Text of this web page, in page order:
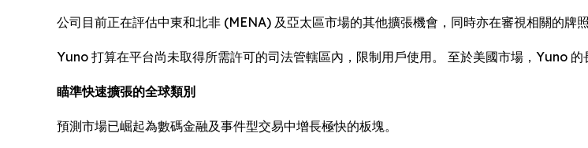
公司目前正在評估中東和北非 (MENA) 及亞太區市場的其他擴張機會，同時亦在審視相關的牌
Yuno 打算在平台尚未取得所需許可的司法管轄區內，限制用戶使用。 至於美國市場，Yuno 的
瞄準快速擴張的全球類別
預測市場已崛起為數碼金融及事件型交易中增長極快的板塊。